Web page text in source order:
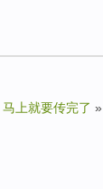
马上就要传完了 »